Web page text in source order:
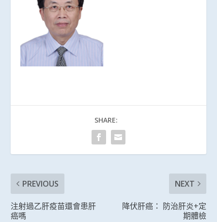
SHARE:
PREVIOUS
注射過乙肝疫苗還會患肝
癌嗎
NEXT
降伏肝癌： 防治肝炎+定
期體檢